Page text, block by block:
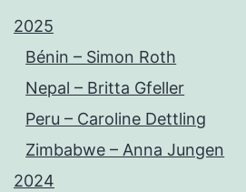
2025
Bénin – Simon Roth
Nepal – Britta Gfeller
Peru – Caroline Dettling
Zimbabwe – Anna Jungen
2024